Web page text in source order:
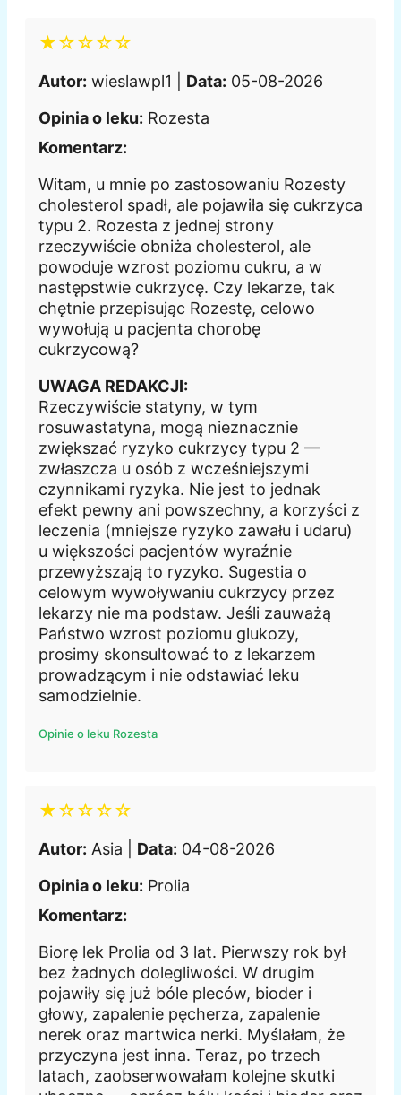
★☆☆☆☆
Autor: wieslawpl1 | Data: 05-08-2026
Opinia o leku: Rozesta
Komentarz:
Witam, u mnie po zastosowaniu Rozesty
cholesterol spadł, ale pojawiła się cukrzyca
typu 2. Rozesta z jednej strony
rzeczywiście obniża cholesterol, ale
powoduje wzrost poziomu cukru, a w
następstwie cukrzycę. Czy lekarze, tak
chętnie przepisując Rozestę, celowo
wywołują u pacjenta chorobę
cukrzycową?
UWAGA REDAKCJI:
Rzeczywiście statyny, w tym
rosuwastatyna, mogą nieznacznie
zwiększać ryzyko cukrzycy typu 2 —
zwłaszcza u osób z wcześniejszymi
czynnikami ryzyka. Nie jest to jednak
efekt pewny ani powszechny, a korzyści z
leczenia (mniejsze ryzyko zawału i udaru)
u większości pacjentów wyraźnie
przewyższają to ryzyko. Sugestia o
celowym wywoływaniu cukrzycy przez
lekarzy nie ma podstaw. Jeśli zauważą
Państwo wzrost poziomu glukozy,
prosimy skonsultować to z lekarzem
prowadzącym i nie odstawiać leku
samodzielnie.
Opinie o leku Rozesta
★☆☆☆☆
Autor: Asia | Data: 04-08-2026
Opinia o leku: Prolia
Komentarz:
Biorę lek Prolia od 3 lat. Pierwszy rok był
bez żadnych dolegliwości. W drugim
pojawiły się już bóle pleców, bioder i
głowy, zapalenie pęcherza, zapalenie
nerek oraz martwica nerki. Myślałam, że
przyczyna jest inna. Teraz, po trzech
latach, zaobserwowałam kolejne skutki